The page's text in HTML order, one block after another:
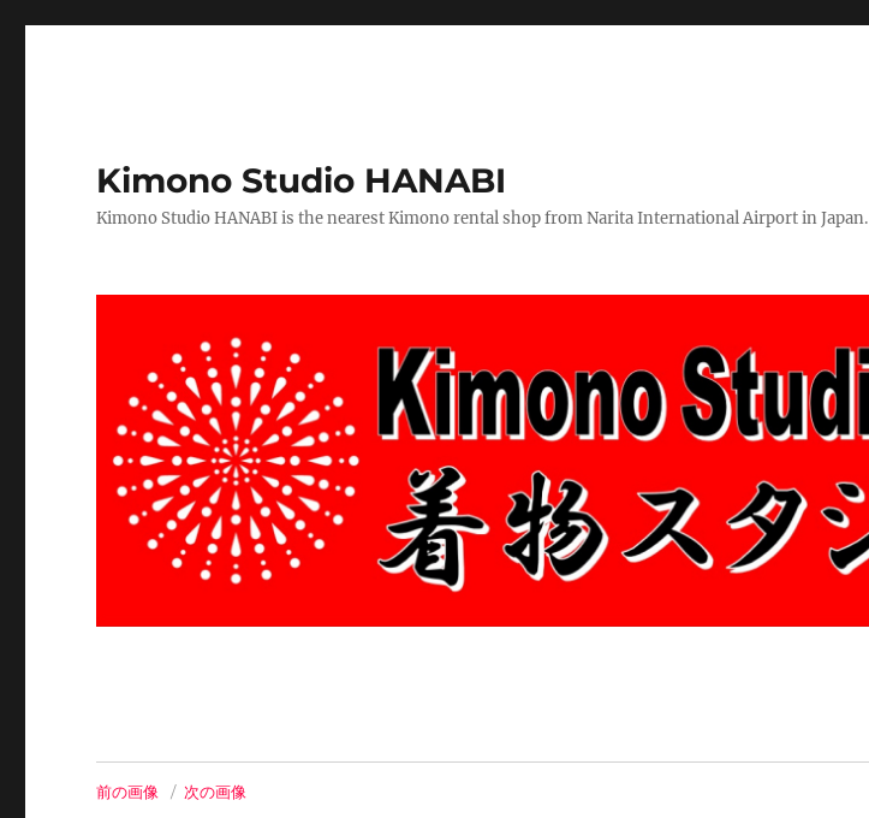
Kimono Studio HANABI
Kimono Studio HANABI is the nearest Kimono rental shop from Narita International Airport in Japan.
前の画像 次の画像